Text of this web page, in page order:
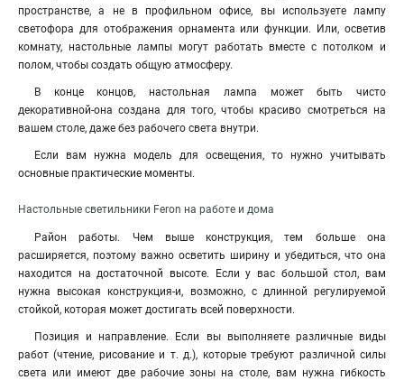
пространстве, а не в профильном офисе, вы используете лампу
светофора для отображения орнамента или функции. Или, осветив
комнату, настольные лампы могут работать вместе с потолком и
полом, чтобы создать общую атмосферу.
В конце концов, настольная лампа может быть чисто
декоративной-она создана для того, чтобы красиво смотреться на
вашем столе, даже без рабочего света внутри.
Если вам нужна модель для освещения, то нужно учитывать
основные практические моменты.
Настольные светильники Feron на работе и дома
Район работы. Чем выше конструкция, тем больше она
расширяется, поэтому важно осветить ширину и убедиться, что она
находится на достаточной высоте. Если у вас большой стол, вам
нужна высокая конструкция-и, возможно, с длинной регулируемой
стойкой, которая может достигать всей поверхности.
Позиция и направление. Если вы выполняете различные виды
работ (чтение, рисование и т. д.), которые требуют различной силы
света или имеют две рабочие зоны на столе, вам нужна гибкость